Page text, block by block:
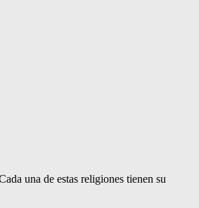
una de estas religiones tienen su